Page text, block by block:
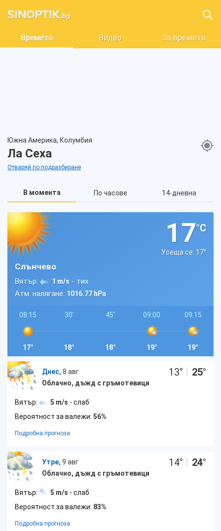
Времето Видео За времето
Южна Америка, Колумбия
Ла Сеха
Отваряй по подразбиране
В момента По часове 14-дневна
17°C
Усеща се: 17°
Слънчево
Вятър: 1 m/s - тих
Атм. налягане: 1016.77 hPa
08:15
17°
30'
18°
45'
18°
09:00
19°
09:15
19°
Днес, 8 авг
Облачно, дъжд с гръмотевици
13° | 25°
Вятър: 5 m/s - слаб
Вероятност за валежи: 56%
Подробна прогноза
Утре, 9 авг
Облачно, дъжд с гръмотевици
14° | 24°
Вятър: 5 m/s - слаб
Вероятност за валежи: 83%
Подробна прогноза